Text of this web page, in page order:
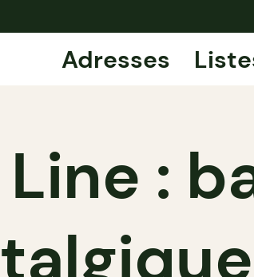
Adresses
: